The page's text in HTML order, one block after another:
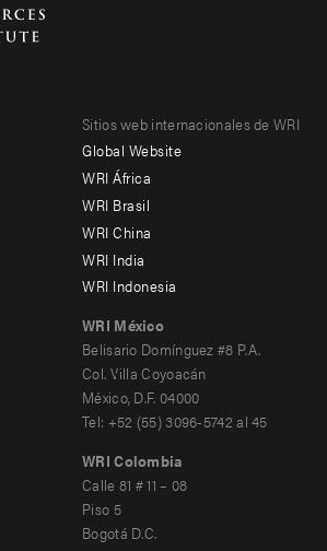
Footer
menu
-
Offices
Sitios web internacionales de WRI
Global Website
WRI África
WRI Brasil
WRI China
WRI India
WRI Indonesia
WRI México
Belisario Domínguez #8 P.A.
Col. Villa Coyoacán
México, D.F. 04000
Tel: +52 (55) 3096-5742 al 45
WRI Colombia
Calle 81 # 11 – 08
Piso 5
Bogotá D.C.